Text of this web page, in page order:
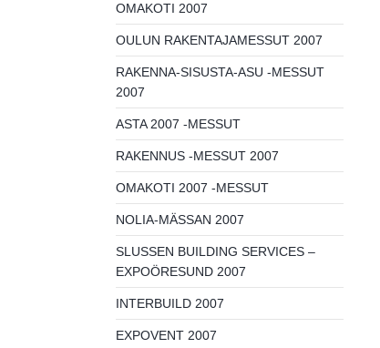
OMAKOTI 2007
OULUN RAKENTAJAMESSUT 2007
RAKENNA-SISUSTA-ASU -MESSUT
2007
ASTA 2007 -MESSUT
RAKENNUS -MESSUT 2007
OMAKOTI 2007 -MESSUT
NOLIA-MÄSSAN 2007
SLUSSEN BUILDING SERVICES –
EXPOÖRESUND 2007
INTERBUILD 2007
EXPOVENT 2007